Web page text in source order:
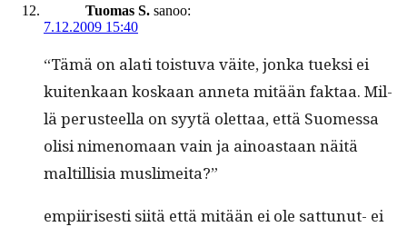
Tuomas S. sanoo:
7.12.2009 15:40
“Tämä on alati tois­tu­va väite, jon­ka tuek­si ei
kuitenkaan koskaan anneta mitään fak­taa. Mil­
lä perus­teel­la on syytä olet­taa, että Suomes­sa
olisi nimeno­maan vain ja ain­oas­taan näitä
maltil­lisia muslimeita?”
empi­iris­es­ti siitä että mitään ei ole sat­tunut- ei